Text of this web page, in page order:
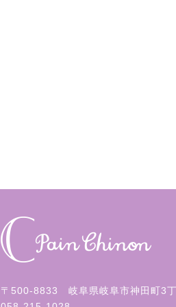
〒500-8833 岐阜県岐阜市神田町3